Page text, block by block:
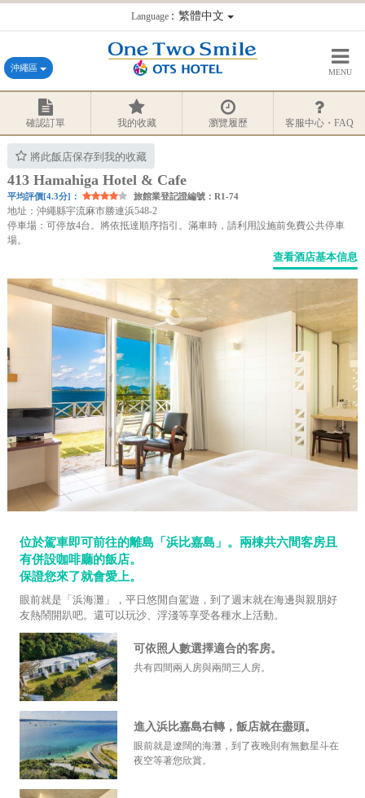
Language：繁體中文
沖繩區 MENU
確認訂單 我的收藏 瀏覽履歷 客服中心・FAQ
將此飯店保存到我的收藏
413 Hamahiga Hotel & Cafe
平均評價[4.3分]： 旅館業登記證編號：R1-74
地址：沖繩縣宇流麻市勝連浜548-2
停車場：可停放4台。將依抵達順序指引。滿車時，請利用設施前免費公共停車
場。
查看酒店基本信息
位於駕車即可前往的離島「浜比嘉島」。兩棟共六間客房且
有併設咖啡廳的飯店。
保證您來了就會愛上。
眼前就是「浜海灘」，平日悠閒自駕遊，到了週末就在海邊與親朋好
友熱鬧開趴吧。還可以玩沙、浮淺等享受各種水上活動。
可依照人數選擇適合的客房。
共有四間兩人房與兩間三人房。
進入浜比嘉島右轉，飯店就在盡頭。
眼前就是遼闊的海灘，到了夜晚則有無數星斗在
夜空等著您欣賞。